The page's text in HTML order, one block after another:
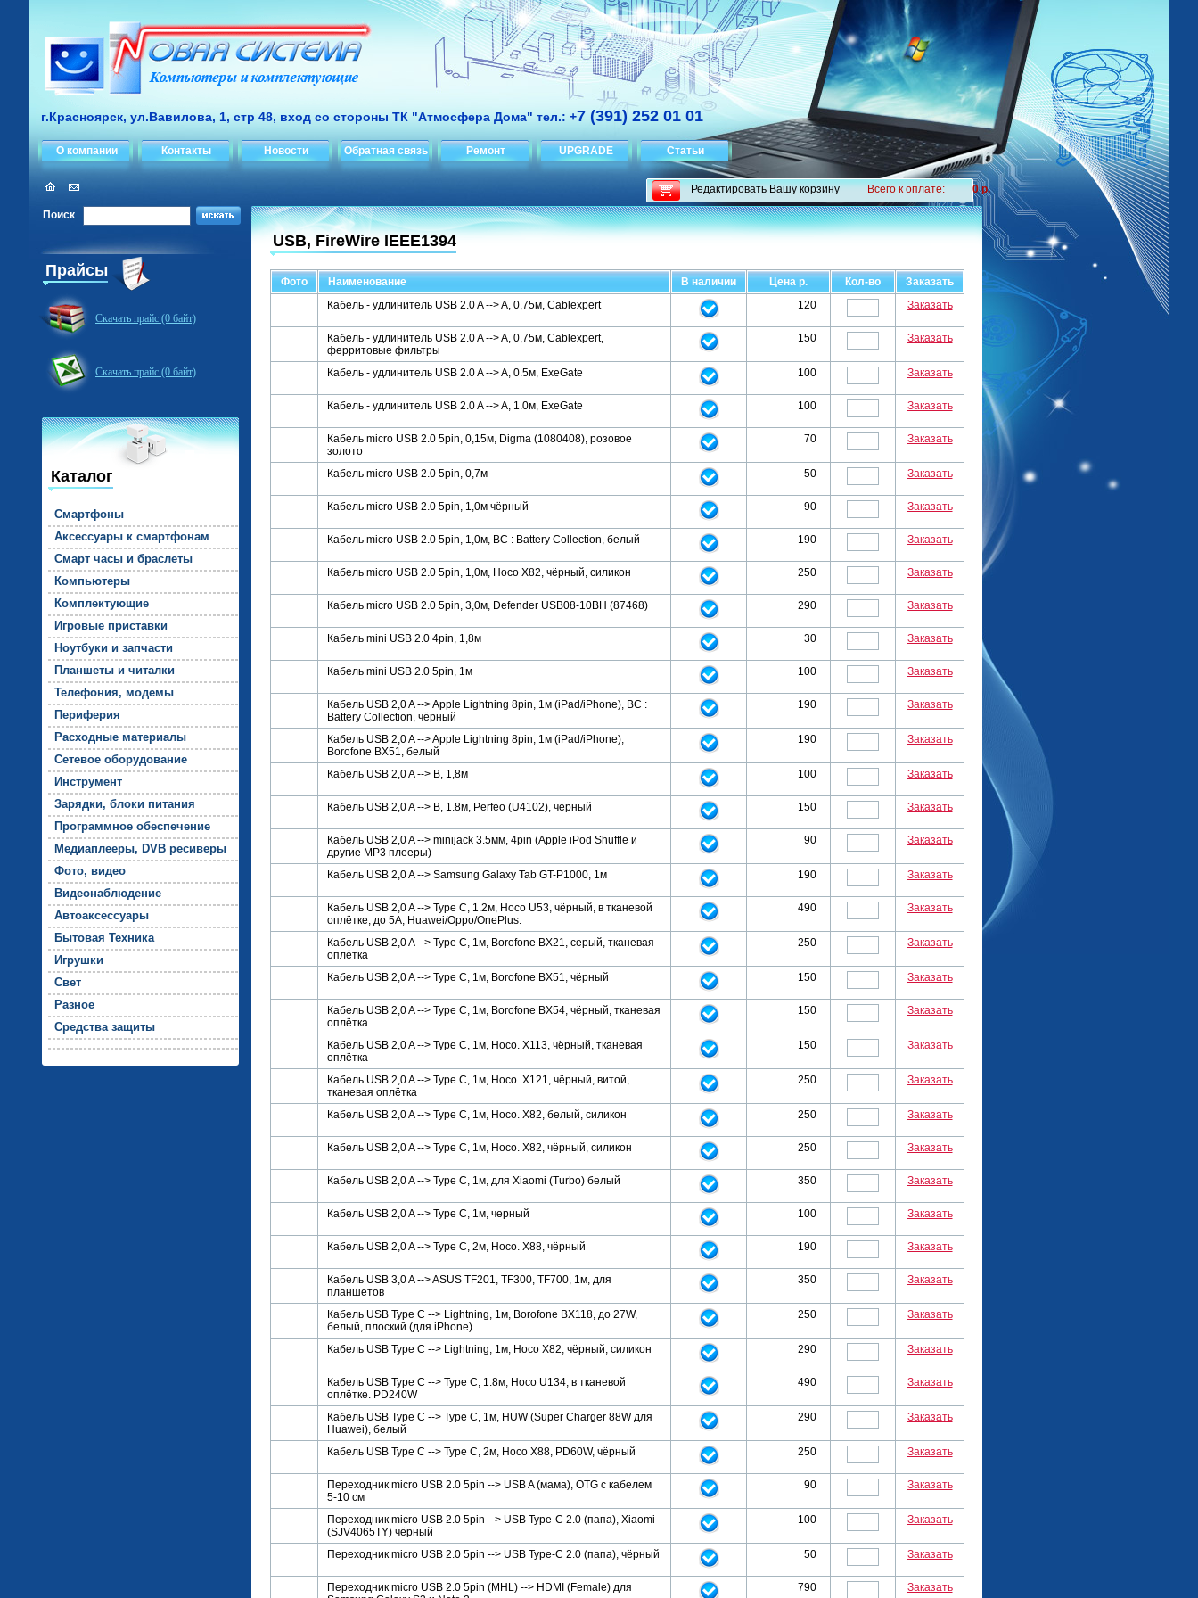
г.Красноярск, ул.Вавилова, 1, стр 48, вход со стороны ТК "Атмосфера Дома" тел.: +7 (391) 252 01 01
О компании Контакты Новости Обратная связь Ремонт UPGRADE Статьи
Поиск
Прайсы
Скачать прайс (0 байт)
Скачать прайс (0 байт)
Каталог
Смарт­фо­ны
Ак­сессу­ары к смарт­фо­нам
Смарт ча­сы и брас­ле­ты
Компь­юте­ры
Комп­лек­ту­ющие
Иг­ро­вые прис­тавки
Но­ут­бу­ки и зап­части
План­ше­ты и чи­тал­ки
Те­лефо­ния, мо­демы
Пе­рифе­рия
Рас­ходные ма­тери­алы
Се­тевое обо­рудо­вание
Инс­тру­мент
За­ряд­ки, бло­ки пи­тания
Прог­рамм­ное обес­пе­чение
Ме­ди­ап­ле­еры, DVB ре­сиве­ры
Фо­то, ви­део
Ви­де­онаб­лю­дение
Ав­то­ак­сессу­ары
Бы­товая Тех­ни­ка
Иг­рушки
Свет
Раз­ное
Средс­тва за­щиты
Редактировать Вашу корзину Всего к оплате: 0 р.
USB, FireWire IEEE1394
Фото Наименование В наличии Цена р. Кол-во
Заказать
Кабель - удлинитель USB 2.0 A --> A, 0,75м, Cablexpert
120 Заказать
Кабель - удлинитель USB 2.0 A --> A, 0,75м, Cablexpert,
ферритовые фильтры
150 Заказать
Кабель - удлинитель USB 2.0 A --> A, 0.5м, ExeGate 100 Заказать
Кабель - удлинитель USB 2.0 A --> A, 1.0м, ExeGate 100 Заказать
Кабель micro USB 2.0 5pin, 0,15м, Digma (1080408), розовое
золото
70 Заказать
Кабель micro USB 2.0 5pin, 0,7м 50 Заказать
Кабель micro USB 2.0 5pin, 1,0м чёрный 90 Заказать
Кабель micro USB 2.0 5pin, 1,0м, BC : Battery Collection, белый 190 Заказать
Кабель micro USB 2.0 5pin, 1,0м, Hoco X82, чёрный, силикон 250 Заказать
Кабель micro USB 2.0 5pin, 3,0м, Defender USB08-10BH (87468) 290 Заказать
Кабель mini USB 2.0 4pin, 1,8м 30 Заказать
Кабель mini USB 2.0 5pin, 1м 100 Заказать
Кабель USB 2,0 A --> Apple Lightning 8pin, 1м (iPad/iPhone), BC :
Battery Collection, чёрный
190 Заказать
Кабель USB 2,0 A --> Apple Lightning 8pin, 1м (iPad/iPhone),
Borofone BX51, белый
190 Заказать
Кабель USB 2,0 A --> B, 1,8м 100 Заказать
Кабель USB 2,0 A --> B, 1.8м, Perfeo (U4102), черный 150 Заказать
Кабель USB 2,0 A --> minijack 3.5мм, 4pin (Apple iPod Shuffle и
другие MP3 плееры)
90 Заказать
Кабель USB 2,0 A --> Samsung Galaxy Tab GT-P1000, 1м 190 Заказать
Кабель USB 2,0 A --> Type C, 1.2м, Hoco U53, чёрный, в тканевой
оплётке, до 5А, Huawei/Oppo/OnePlus.
490 Заказать
Кабель USB 2,0 A --> Type C, 1м, Borofone BX21, серый, тканевая
оплётка
250 Заказать
Кабель USB 2,0 A --> Type C, 1м, Borofone BX51, чёрный 150 Заказать
Кабель USB 2,0 A --> Type C, 1м, Borofone BX54, чёрный, тканевая
оплётка
150 Заказать
Кабель USB 2,0 A --> Type C, 1м, Hoco. X113, чёрный, тканевая
оплётка
150 Заказать
Кабель USB 2,0 A --> Type C, 1м, Hoco. X121, чёрный, витой,
тканевая оплётка
250 Заказать
Кабель USB 2,0 A --> Type C, 1м, Hoco. X82, белый, силикон 250 Заказать
Кабель USB 2,0 A --> Type C, 1м, Hoco. X82, чёрный, силикон 250 Заказать
Кабель USB 2,0 A --> Type C, 1м, для Xiaomi (Turbo) белый 350 Заказать
Кабель USB 2,0 A --> Type C, 1м, черный 100 Заказать
Кабель USB 2,0 A --> Type C, 2м, Hoco. X88, чёрный 190 Заказать
Кабель USB 3,0 A --> ASUS TF201, TF300, TF700, 1м, для
планшетов
350 Заказать
Кабель USB Type C --> Lightning, 1м, Borofone BX118, до 27W,
белый, плоский (для iPhone)
250 Заказать
Кабель USB Type C --> Lightning, 1м, Hoco X82, чёрный, силикон 290 Заказать
Кабель USB Type C --> Type C, 1.8м, Hoco U134, в тканевой
оплётке. PD240W
490 Заказать
Кабель USB Type C --> Type C, 1м, HUW (Super Charger 88W для
Huawei), белый
290 Заказать
Кабель USB Type C --> Type C, 2м, Hoco X88, PD60W, чёрный 250 Заказать
Переходник micro USB 2.0 5pin --> USB A (мама), OTG с кабелем
5-10 см
90 Заказать
Переходник micro USB 2.0 5pin --> USB Type-C 2.0 (папа), Xiaomi
(SJV4065TY) чёрный
100 Заказать
Переходник micro USB 2.0 5pin --> USB Type-C 2.0 (папа), чёрный 50 Заказать
Переходник micro USB 2.0 5pin (MHL) --> HDMI (Female) для
790 Заказать